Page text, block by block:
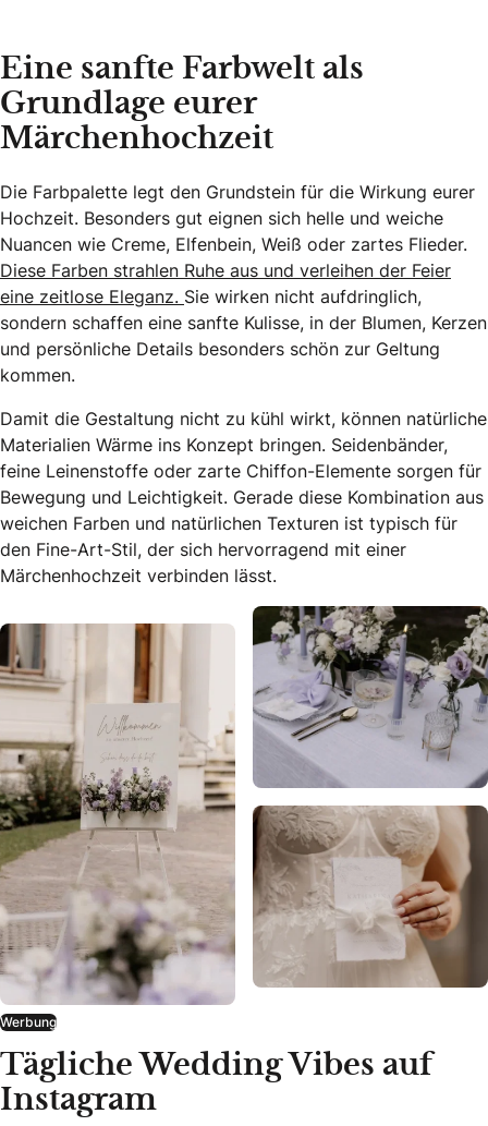
Eine sanfte Farbwelt als
Grundlage eurer
Märchenhochzeit
Die Farbpalette legt den Grundstein für die Wirkung eurer
Hochzeit. Besonders gut eignen sich helle und weiche
Nuancen wie Creme, Elfenbein, Weiß oder zartes Flieder.
Diese Farben strahlen Ruhe aus und verleihen der Feier
eine zeitlose Eleganz. Sie wirken nicht aufdringlich,
sondern schaffen eine sanfte Kulisse, in der Blumen, Kerzen
und persönliche Details besonders schön zur Geltung
kommen.
Damit die Gestaltung nicht zu kühl wirkt, können natürliche
Materialien Wärme ins Konzept bringen. Seidenbänder,
feine Leinenstoffe oder zarte Chiffon-Elemente sorgen für
Bewegung und Leichtigkeit. Gerade diese Kombination aus
weichen Farben und natürlichen Texturen ist typisch für
den Fine-Art-Stil, der sich hervorragend mit einer
Märchenhochzeit verbinden lässt.
Werbung
Tägliche Wedding Vibes auf
Instagram